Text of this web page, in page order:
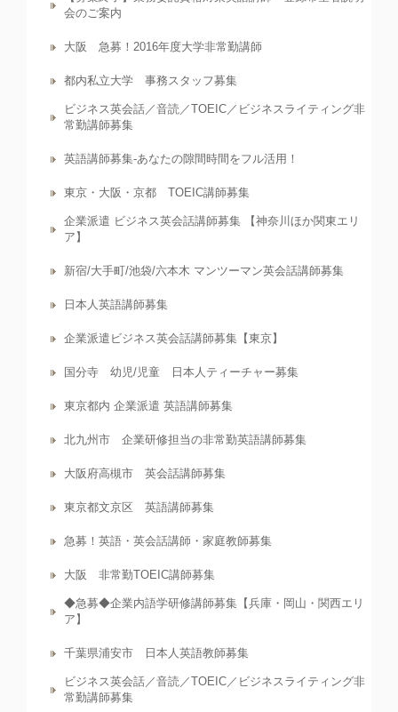
会のご案内
大阪 急募！2016年度大学非常勤講師
都内私立大学 事務スタッフ募集
ビジネス英会話／音読／TOEIC／ビジネスライティング非
常勤講師募集
英語講師募集-あなたの隙間時間をフル活用！
東京・大阪・京都 TOEIC講師募集
企業派遣 ビジネス英会話講師募集 【神奈川ほか関東エリ
ア】
新宿/大手町/池袋/六本木 マンツーマン英会話講師募集
日本人英語講師募集
企業派遣ビジネス英会話講師募集【東京】
国分寺 幼児/児童 日本人ティーチャー募集
東京都内 企業派遣 英語講師募集
北九州市 企業研修担当の非常勤英語講師募集
大阪府高槻市 英会話講師募集
東京都文京区 英語講師募集
急募！英語・英会話講師・家庭教師募集
大阪 非常勤TOEIC講師募集
◆急募◆企業内語学研修講師募集【兵庫・岡山・関西エリ
ア】
千葉県浦安市 日本人英語教師募集
ビジネス英会話／音読／TOEIC／ビジネスライティング非
常勤講師募集